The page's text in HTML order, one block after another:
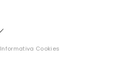
Informativa Cookies